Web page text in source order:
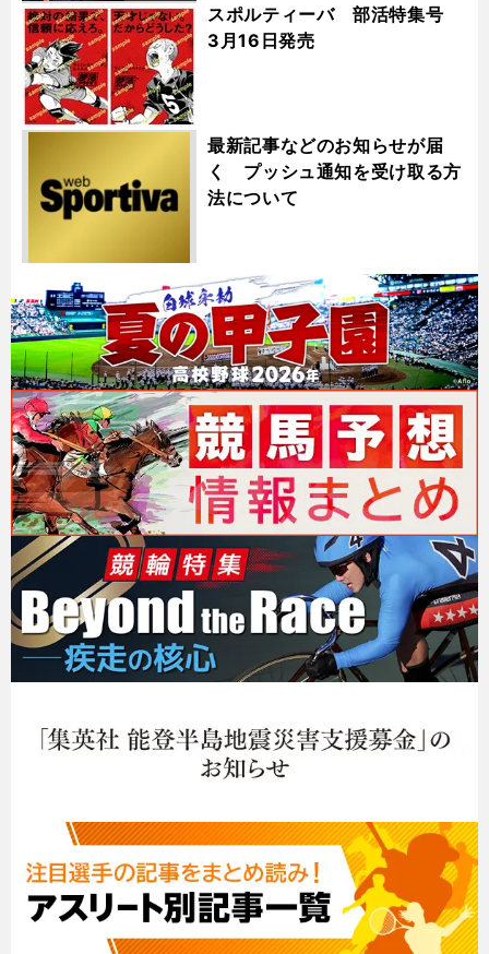
スポルティーバ 部活特集号
3月16日発売
最新記事などのお知らせが届
く プッシュ通知を受け取る方
法について